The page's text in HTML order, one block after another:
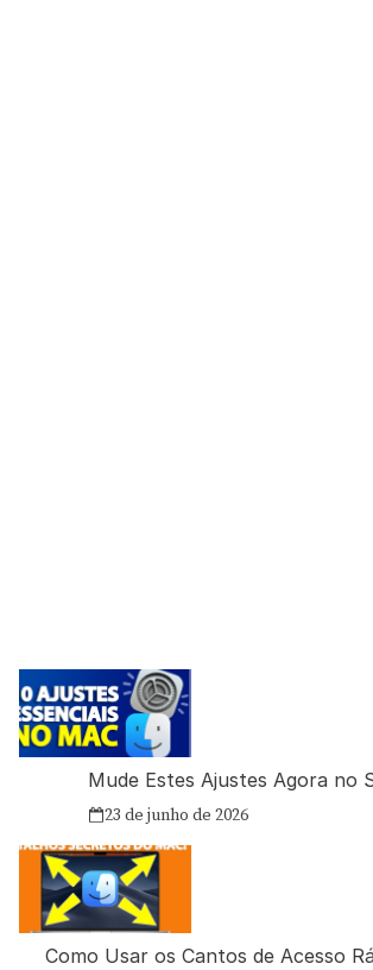
Mude Estes Ajustes Agora no
23 de junho de 2026
Como Usar os Cantos de Acesso